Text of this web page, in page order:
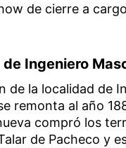
de cierre a
de Ingeniero
de la localidad de
remonta al año
compró los
de Pacheco y